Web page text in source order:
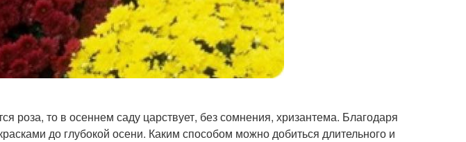
роза, то в осеннем саду царствует, без сомнения, хризантема. Благодаря
до глубокой осени. Каким способом можно добиться длительного и